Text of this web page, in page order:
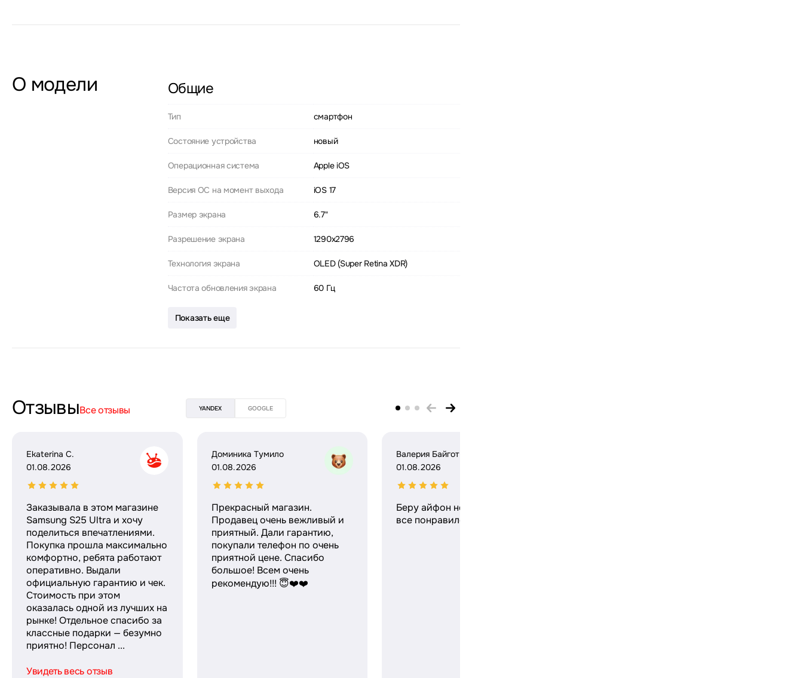
О модели Общие
Тип смартфон
Состояние устройства новый
Операционная система Apple iOS
Версия ОС на момент выхода iOS 17
Размер экрана 6.7"
Разрешение экрана 1290x2796
Технология экрана OLED (Super Retina XDR)
Частота обновления экрана 60 Гц
Показать еще
ОтзывыВсе отзывы YANDEX GOOGLE
Ekaterina C.
01.08.2026
Заказывала в этом магазине
Samsung S25 Ultra и хочу
поделиться впечатлениями.
Покупка прошла максимально
комфортно, ребята работают
оперативно. Выдали
официальную гарантию и чек.
Стоимость при этом
оказалась одной из лучших на
рынке! Отдельное спасибо за
классные подарки — безумно
приятно! Персонал ...
Увидеть весь отзыв
Доминика Тумило
01.08.2026
Прекрасный магазин.
Продавец очень вежливый и
приятный. Дали гарантию,
покупали телефон по очень
приятной цене. Спасибо
большое! Всем очень
рекомендую!!! 😇❤️❤️
Валерия Байгот
01.08.2026
Беру айфон не в первый раз,
все понравилось)